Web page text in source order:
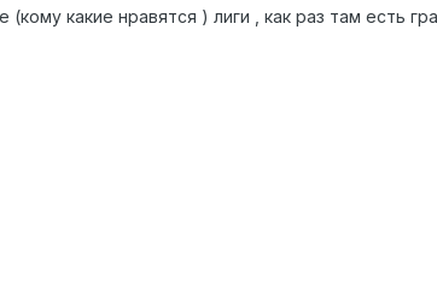
какие нравятся ) лиги , как раз там есть